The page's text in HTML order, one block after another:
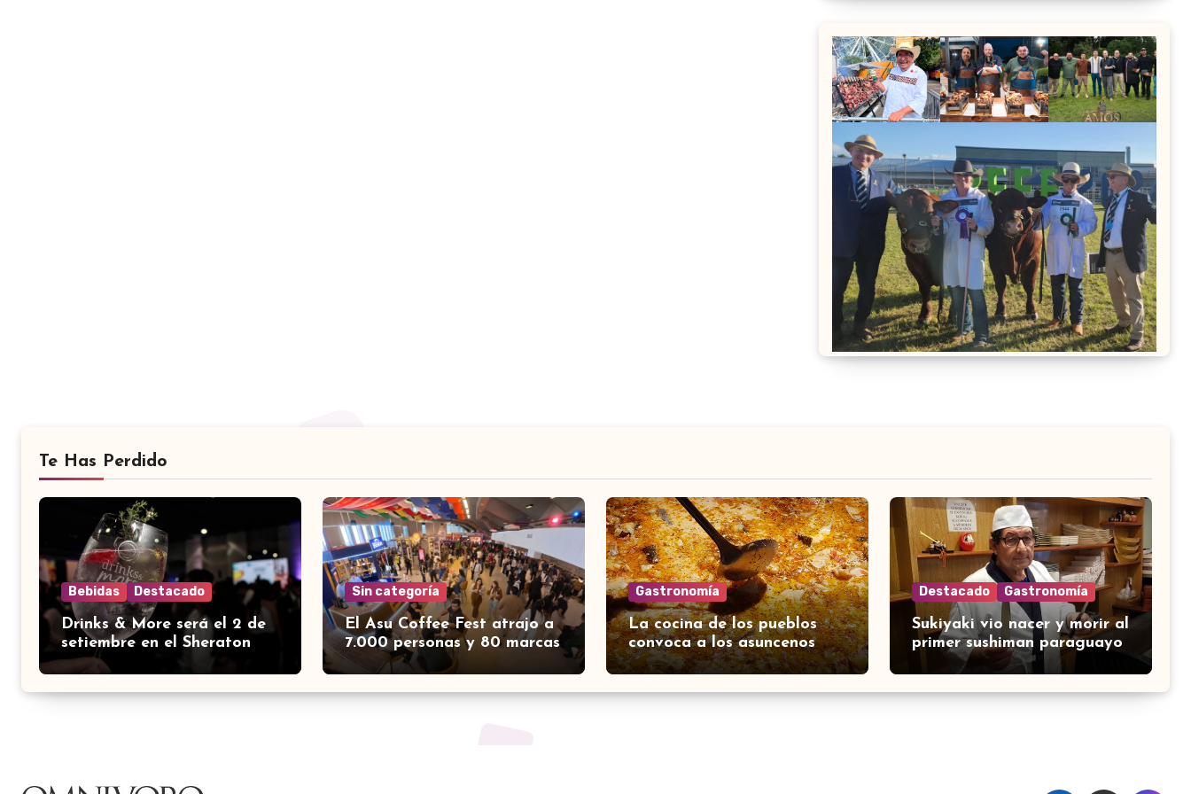
Te Has Perdido
Bebidas Destacado
Drinks & More será el 2 de
setiembre en el Sheraton
Sin categoría
El Asu Coffee Fest atrajo a
7.000 personas y 80 marcas
Gastronomía
La cocina de los pueblos
convoca a los asuncenos
Destacado Gastronomía
Sukiyaki vio nacer y morir al
primer sushiman paraguayo